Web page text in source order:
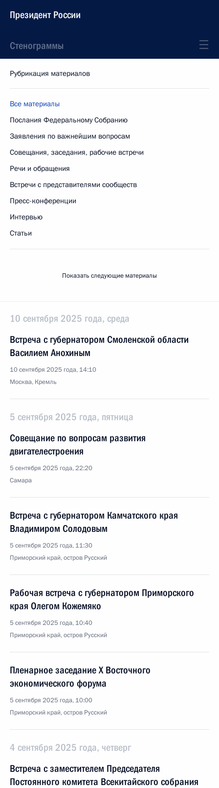
Президент России
Стенограммы
Рубрикация материалов
Все материалы
Послания Федеральному Собранию
Заявления по важнейшим вопросам
Совещания, заседания, рабочие встречи
Речи и обращения
Встречи с представителями сообществ
Пресс-конференции
Интервью
Статьи
Показать следующие материалы
10 сентября 2025 года, среда
Встреча с губернатором Смоленской области
Василием Анохиным
10 сентября 2025 года, 14:10
Москва, Кремль
5 сентября 2025 года, пятница
Совещание по вопросам развития
двигателестроения
5 сентября 2025 года, 22:20
Самара
Встреча с губернатором Камчатского края
Владимиром Солодовым
5 сентября 2025 года, 11:30
Приморский край, остров Русский
Рабочая встреча с губернатором Приморского
края Олегом Кожемяко
5 сентября 2025 года, 10:40
Приморский край, остров Русский
Пленарное заседание X Восточного
экономического форума
5 сентября 2025 года, 10:00
Приморский край, остров Русский
4 сентября 2025 года, четверг
Встреча с заместителем Председателя
Постоянного комитета Всекитайского собрания